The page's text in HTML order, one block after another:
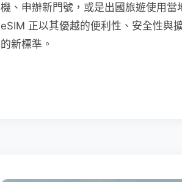
機、申辦新門號，或是出國旅遊使用當
eSIM 正以其優越的便利性、安全性與
的新標準。